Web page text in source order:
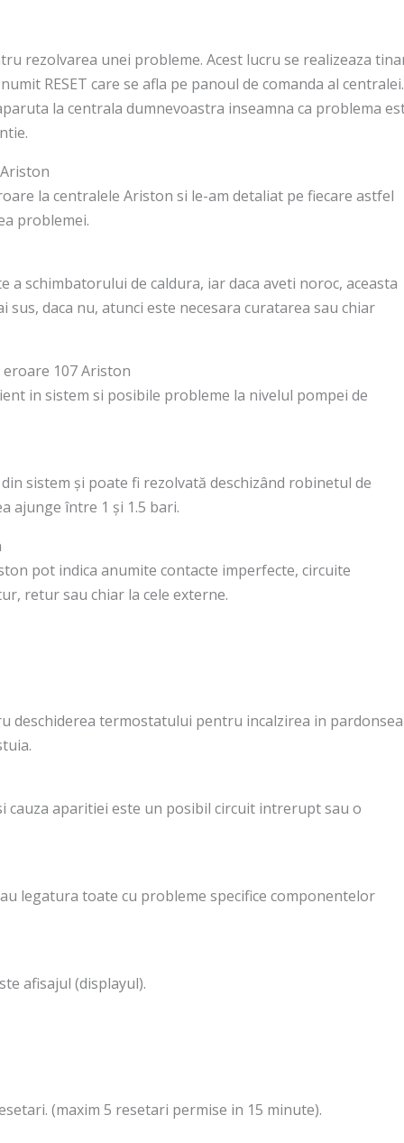
rezolvarea unei probleme. Acest lucru se realizeaza
RESET care se afla pe panoul de comanda al centralei.
la centrala dumnevoastra inseamna ca problema
la centralele Ariston si le-am detaliat pe fiecare astfel
problemei.
schimbatorului de caldura, iar daca aveti noroc, aceasta
daca nu, atunci este necesara curatarea sau chiar
107 Ariston
in sistem si posibile probleme la nivelul pompei de
sistem și poate fi rezolvată deschizând robinetul de
ajunge între 1 și 1.5 bari.
pot indica anumite contacte imperfecte, circuite
retur sau chiar la cele externe.
deschiderea termostatului pentru incalzirea in
cauza aparitiei este un posibil circuit intrerupt sau o
legatura toate cu probleme specifice componentelor
afisajul (displayul).
(maxim 5 resetari permise in 15 minute).